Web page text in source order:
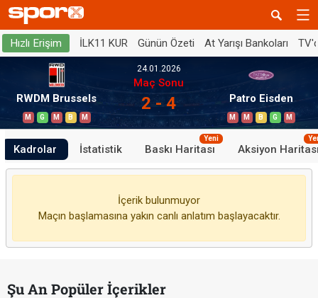
Hızlı Erişim İLK11 KUR Günün Özeti At Yarışı Bankoları
RWDM Brussels
M G M B M
24.01.2026
Maç Sonu
2 - 4 Patro Eisden
M M B G M
Kadrolar İstatistik Baskı Haritası
Yeni
Aksiyon
İçerik bulunmuyor
Maçın başlamasına yakın canlı anlatım başlayacaktır.
Şu An Popüler İçerikler